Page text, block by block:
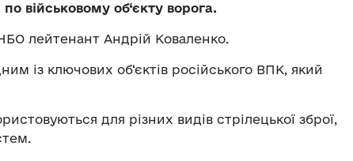
військовому об‘єкту ворога.
лейтенант Андрій Коваленко.
із ключових об‘єктів російського ВПК, який
для різних видів стрілецької зброї,